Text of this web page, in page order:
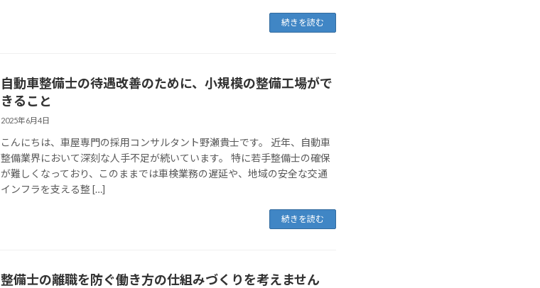
続きを読む
自動車整備士の待遇改善のために、小規模の整備工場がで
きること
2025年6月4日
こんにちは、車屋専門の採用コンサルタント野瀬貴士です。 近年、自動車
整備業界において深刻な人手不足が続いています。 特に若手整備士の確保
が難しくなっており、このままでは車検業務の遅延や、地域の安全な交通
インフラを支える整 […]
続きを読む
整備士の離職を防ぐ働き方の仕組みづくりを考えません